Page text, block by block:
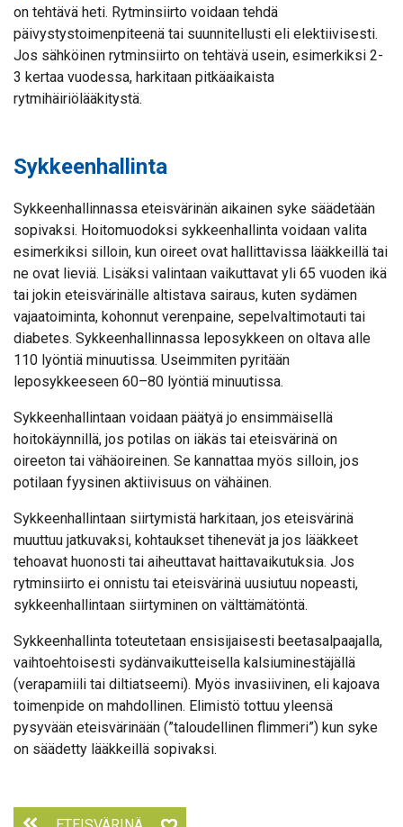
on tehtävä heti. Rytminsiirto voidaan tehdä
päivystystoimenpiteenä tai suunnitellusti eli elektiivisesti.
Jos sähköinen rytminsiirto on tehtävä usein, esimerkiksi 2-
3 kertaa vuodessa, harkitaan pitkäaikaista
rytmihäiriölääkitystä.
Sykkeenhallinta
Sykkeenhallinnassa eteisvärinän aikainen syke säädetään
sopivaksi. Hoitomuodoksi sykkeenhallinta voidaan valita
esimerkiksi silloin, kun oireet ovat hallittavissa lääkkeillä tai
ne ovat lieviä. Lisäksi valintaan vaikuttavat yli 65 vuoden ikä
tai jokin eteisvärinälle altistava sairaus, kuten sydämen
vajaatoiminta, kohonnut verenpaine, sepelvaltimotauti tai
diabetes. Sykkeenhallinnassa leposykkeen on oltava alle
110 lyöntiä minuutissa. Useimmiten pyritään
leposykkeeseen 60–80 lyöntiä minuutissa.
Sykkeenhallintaan voidaan päätyä jo ensimmäisellä
hoitokäynnillä, jos potilas on iäkäs tai eteisvärinä on
oireeton tai vähäoireinen. Se kannattaa myös silloin, jos
potilaan fyysinen aktiivisuus on vähäinen.
Sykkeenhallintaan siirtymistä harkitaan, jos eteisvärinä
muuttuu jatkuvaksi, kohtaukset tihenevät ja jos lääkkeet
tehoavat huonosti tai aiheuttavat haittavaikutuksia. Jos
rytminsiirto ei onnistu tai eteisvärinä uusiutuu nopeasti,
sykkeenhallintaan siirtyminen on välttämätöntä.
Sykkeenhallinta toteutetaan ensisijaisesti beetasalpaajalla,
vaihtoehtoisesti sydänvaikutteisella kalsiuminestäjällä
(verapamiili tai diltiatseemi). Myös invasiivinen, eli kajoava
toimenpide on mahdollinen. Elimistö tottuu yleensä
pysyvään eteisvärinään (”taloudellinen flimmeri”) kun syke
on säädetty lääkkeillä sopivaksi.